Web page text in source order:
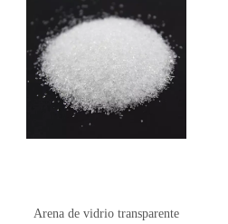
Arena de vidrio transparente